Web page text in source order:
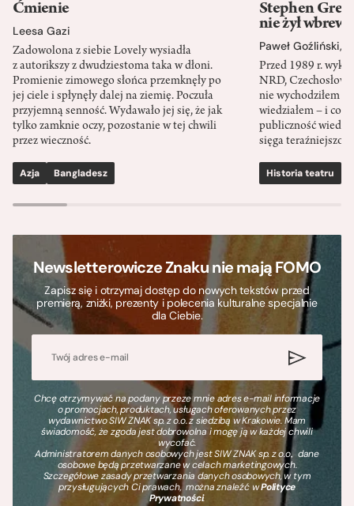
Ćmienie
Leesa Gazi
Zadowolona z siebie Lovely wysiadła
z autorikszy z dwudziestoma taka w dłoni.
Promienie zimowego słońca przemknęły po
jej ciele i spłynęły dalej na ziemię. Poczuła
przyjemną senność. Wydawało jej się, że jak
tylko zamknie oczy, pozostanie w tej chwili
przez wieczność.
Azja Bangladesz
Stephen
nie żył wbrew
Paweł Goźliński,
Przed 1989 r.
NRD,
nie wychodziłem
wiedziałem – i co
publiczność
sięga
Historia teatru
Newsletterowicze Znaku nie mają FOMO
Zapisz się i otrzymaj dostęp do nowych tekstów przed
premierą, zniżki, prezenty i polecenia kulturalne specjalnie
dla Ciebie.
Chcę otrzymywać na podany przeze mnie adres e-mail informacje
o promocjach, produktach, usługach oferowanych przez
wydawnictwo SIW ZNAK sp. z o.o. z siedzibą w Krakowie. Mam
świadomość, że zgoda jest dobrowolna i mogę ją w każdej chwili
wycofać.
Administratorem danych osobowych jest SIW ZNAK sp. z o.o., dane
osobowe będą przetwarzane w celach marketingowych.
Szczegółowe zasady przetwarzania danych osobowych, w tym
przysługujących Ci prawach, można znaleźć wPolityce
Prywatności.